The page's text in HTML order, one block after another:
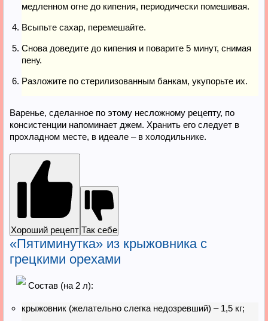
медленном огне до кипения, периодически помешивая.
Всыпьте сахар, перемешайте.
Снова доведите до кипения и поварите 5 минут, снимая
пену.
Разложите по стерилизованным банкам, укупорьте их.
Варенье, сделанное по этому несложному рецепту, по
консистенции напоминает джем. Хранить его следует в
прохладном месте, в идеале – в холодильнике.
Хороший рецепт Так себе
«Пятиминутка» из крыжовника с
грецкими орехами
Состав (на 2 л):
крыжовник (желательно слегка недозревший) – 1,5 кг;